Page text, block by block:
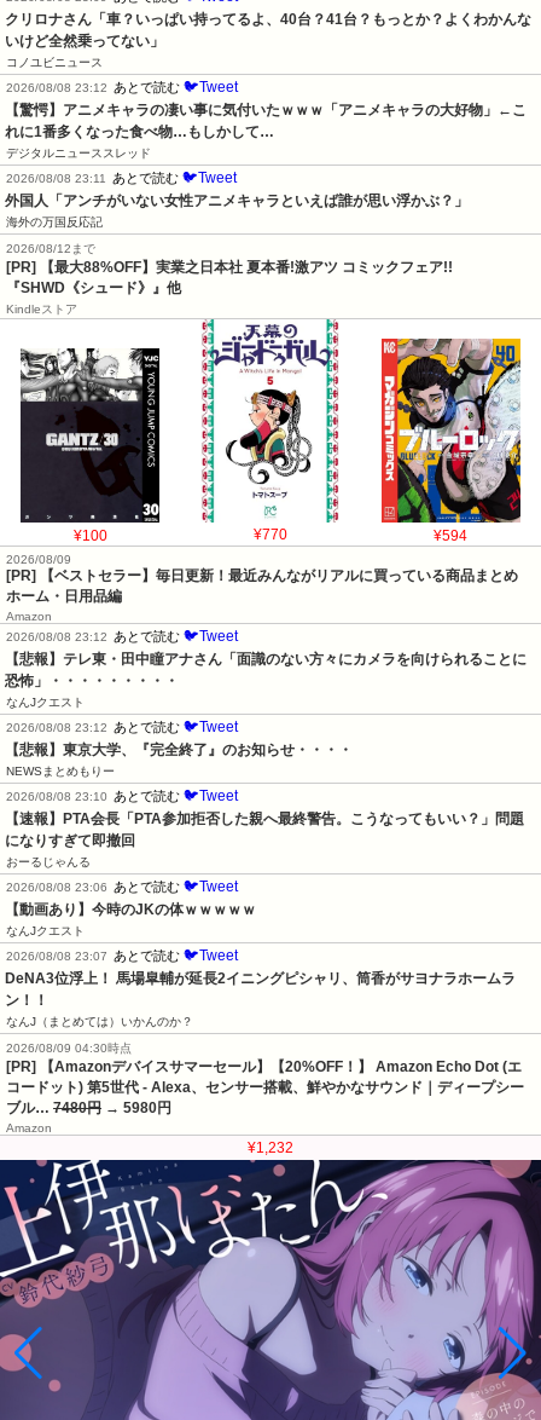
クリロナさん「車？いっぱい持ってるよ、40台？41台？もっとか？よくわかんな
いけど全然乗ってない」
コノユビニュース
2026/08/08 23:12 あとで読む 🐦Tweet
【驚愕】アニメキャラの凄い事に気付いたｗｗｗ「アニメキャラの大好物」←こ
れに1番多くなった食べ物…もしかして…
デジタルニューススレッド
2026/08/08 23:11 あとで読む 🐦Tweet
外国人「アンチがいない女性アニメキャラといえば誰が思い浮かぶ？」
海外の万国反応記
2026/08/12まで
[PR] 【最大88%OFF】実業之日本社 夏本番!激アツ コミックフェア!!
『SHWD《シュード》』他
Kindleストア
¥100 ¥770 ¥594
2026/08/09
[PR] 【ベストセラー】毎日更新！最近みんながリアルに買っている商品まとめ
ホーム・日用品編
Amazon
2026/08/08 23:12
あとで読む 🐦Tweet
【悲報】テレ東・田中瞳アナさん「面識のない方々にカメラを向けられることに
恐怖」・・・・・・・・・
なんJクエスト
2026/08/08 23:12
あとで読む 🐦Tweet
【悲報】東京大学、『完全終了』のお知らせ・・・・
NEWSまとめもりー
2026/08/08 23:10
あとで読む 🐦Tweet
【速報】PTA会長「PTA参加拒否した親へ最終警告。こうなってもいい？」問題
になりすぎて即撤回
おーるじゃんる
2026/08/08 23:06
あとで読む 🐦Tweet
【動画あり】今時のJKの体ｗｗｗｗｗ
なんJクエスト
2026/08/08 23:07
あとで読む 🐦Tweet
DeNA3位浮上！ 馬場皐輔が延長2イニングピシャリ、筒香がサヨナラホームラ
ン！！
なんJ（まとめては）いかんのか？
2026/08/09 04:30時点
[PR] 【Amazonデバイスサマーセール】【20%OFF！】 Amazon Echo Dot (エ
コードット) 第5世代 - Alexa、センサー搭載、鮮やかなサウンド｜ディープシー
ブル… 7480円 → 5980円
Amazon
¥1,232